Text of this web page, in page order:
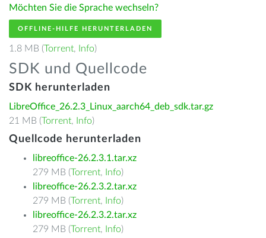
Möchten Sie die Sprache wechseln?
OFFLINE-HILFE HERUNTERLADEN
1.8 MB (Torrent, Info)
SDK und Quellcode
SDK herunterladen
LibreOffice_26.2.3_Linux_aarch64_deb_sdk.tar.gz
21 MB (Torrent, Info)
Quellcode herunterladen
libreoffice-26.2.3.1.tar.xz
279 MB (Torrent, Info)
libreoffice-26.2.3.2.tar.xz
279 MB (Torrent, Info)
libreoffice-26.2.3.2.tar.xz
279 MB (Torrent, Info)